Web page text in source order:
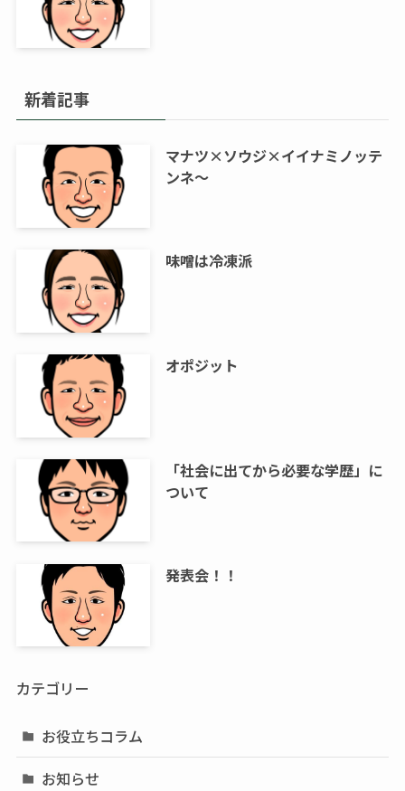
新着記事
マナツ×ソウジ×イイナミノッテ
ンネ～
味噌は冷凍派
オポジット
「社会に出てから必要な学歴」に
ついて
発表会！！
カテゴリー
お役立ちコラム
お知らせ